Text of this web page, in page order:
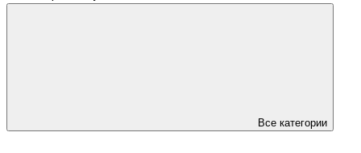
Все категории